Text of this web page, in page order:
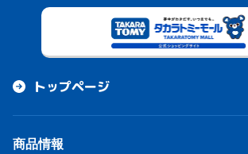
トップページ
商品情報